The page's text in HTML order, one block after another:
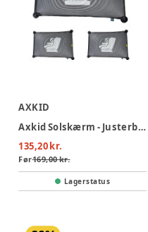
AXKID
Axkid Solskærm - Justerbar
135,20 kr.
Før169,00 kr.
Lagerstatus